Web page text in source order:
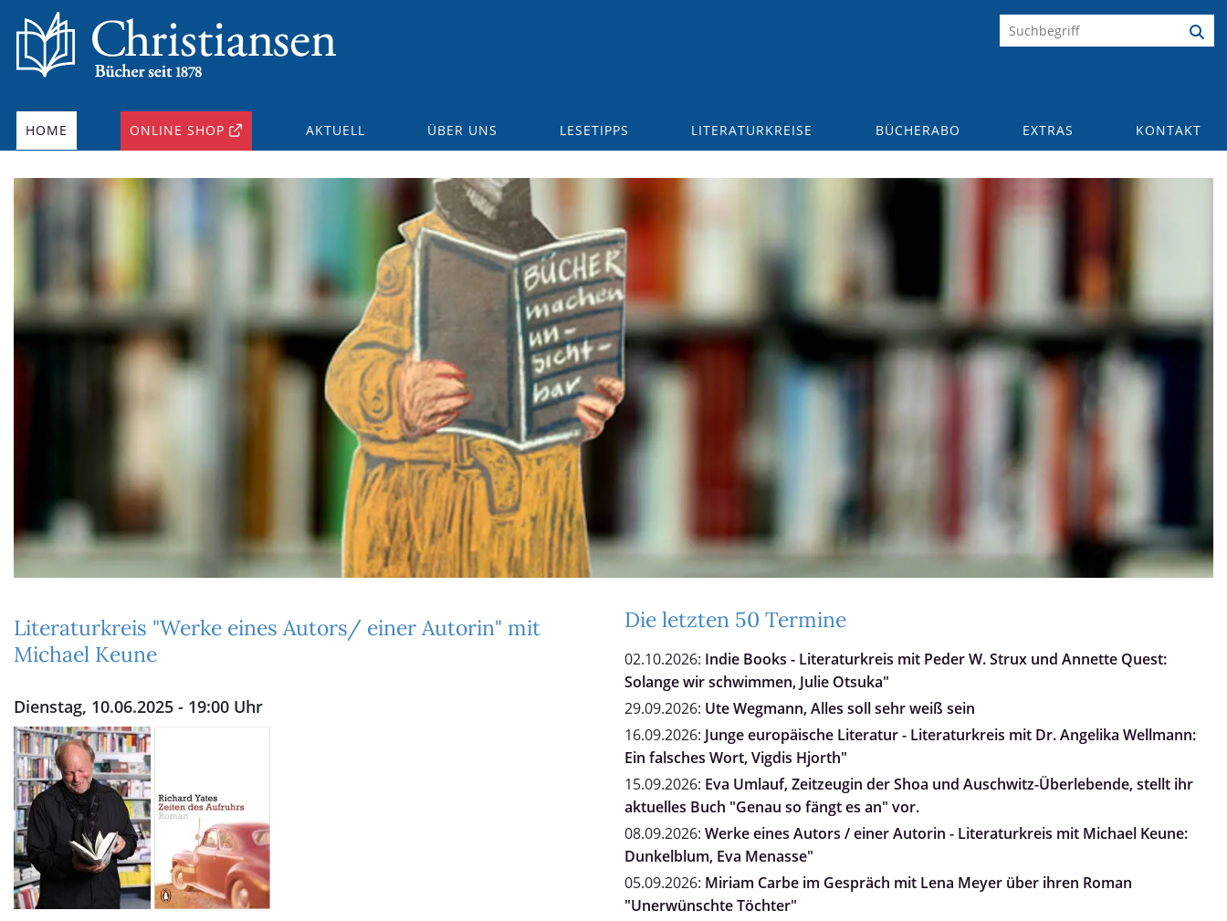
HOME ONLINE SHOP AKTUELL ÜBER UNS LESETIPPS LITERATURKREISE BÜCHERABO EXTRAS KONTAKT
Literaturkreis "Werke eines Autors/ einer Autorin" mit
Michael Keune
Dienstag, 10.06.2025 - 19:00 Uhr
Die letzten 50 Termine
02.10.2026: Indie Books - Literaturkreis mit Peder W. Strux und Annette Quest:
Solange wir schwimmen, Julie Otsuka"
29.09.2026: Ute Wegmann, Alles soll sehr weiß sein
16.09.2026: Junge europäische Literatur - Literaturkreis mit Dr. Angelika Wellmann:
Ein falsches Wort, Vigdis Hjorth"
15.09.2026: Eva Umlauf, Zeitzeugin der Shoa und Auschwitz-Überlebende, stellt ihr
aktuelles Buch "Genau so fängt es an" vor.
08.09.2026: Werke eines Autors / einer Autorin - Literaturkreis mit Michael Keune:
Dunkelblum, Eva Menasse"
05.09.2026: Miriam Carbe im Gespräch mit Lena Meyer über ihren Roman
"Unerwünschte Töchter"